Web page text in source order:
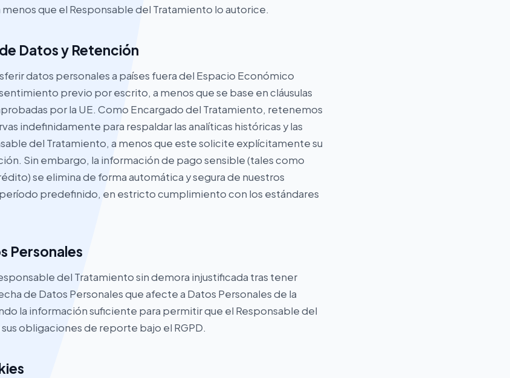
que el Responsable del Tratamiento lo autorice.
Datos y Retención
datos personales a países fuera del Espacio Económico
previo por escrito, a menos que se base en cláusulas
por la UE. Como Encargado del Tratamiento, retenemos
indefinidamente para respaldar las analíticas históricas y las
del Tratamiento, a menos que este solicite explícitamente su
Sin embargo, la información de pago sensible (tales como
se elimina de forma automática y segura de nuestros
predefinido, en estricto cumplimiento con los estándares
Personales
del Tratamiento sin demora injustificada tras tener
de Datos Personales que afecte a Datos Personales de la
la información suficiente para permitir que el Responsable del
obligaciones de reporte bajo el RGPD.